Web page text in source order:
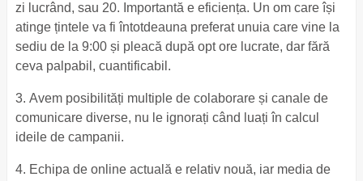
zi lucrând, sau 20. Importantă e eficiența. Un om care își
atinge țintele va fi întotdeauna preferat unuia care vine la
sediu de la 9:00 și pleacă după opt ore lucrate, dar fără
ceva palpabil, cuantificabil.
3. Avem posibilități multiple de colaborare și canale de
comunicare diverse, nu le ignorați când luați în calcul
ideile de campanii.
4. Echipa de online actuală e relativ nouă, iar media de